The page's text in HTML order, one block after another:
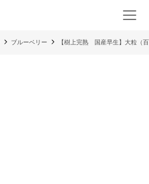
ブルーベリー 【樹上完熟 国産早生】大粒（